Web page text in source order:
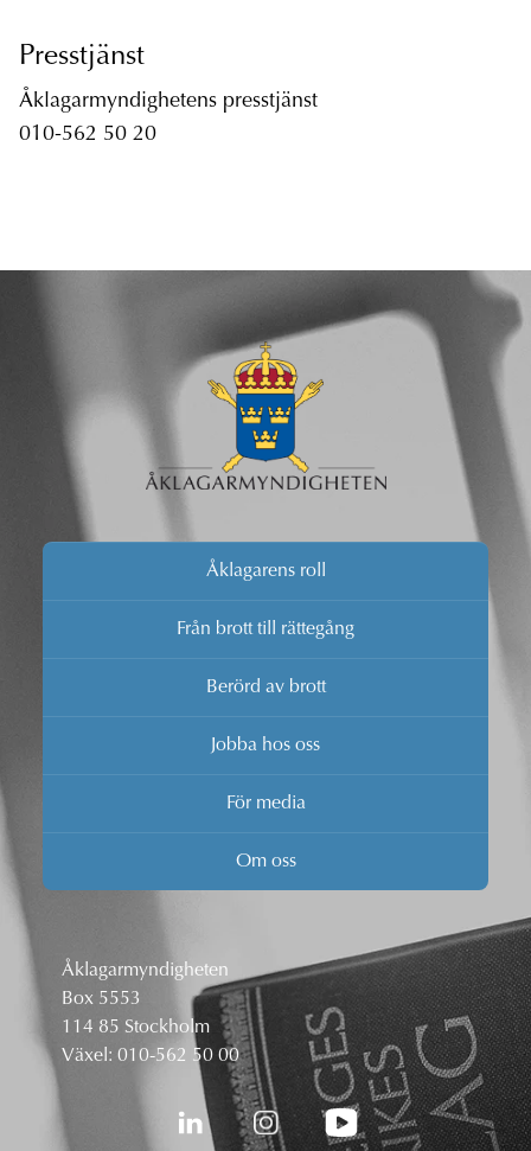
Presstjänst
Åklagarmyndighetens presstjänst
010-562 50 20
Åklagarens roll
Från brott till rättegång
Berörd av brott
Jobba hos oss
För media
Om oss
Åklagarmyndigheten
Box 5553
114 85 Stockholm
Växel: 010-562 50 00